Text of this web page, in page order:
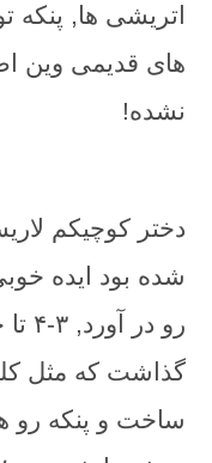
اتریشی ها, پنکه
های قدیمی وین
نشده!
دختر کوچیکم
شده بود ایده
رو
گذاشت که مثل
ساخت و پنکه